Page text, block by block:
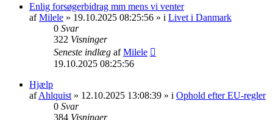
Enlig forsøgerbidrag mm mens vi venter
afMilele » 19.10.2025 08:25:56 » i Livet i Danmark
0 Svar
322 Visninger
Seneste indlæg afMilele
19.10.2025 08:25:56
Hjælp
afAhlquist » 12.10.2025 13:08:39 » i Ophold efter EU-regler
0 Svar
384 Visninger